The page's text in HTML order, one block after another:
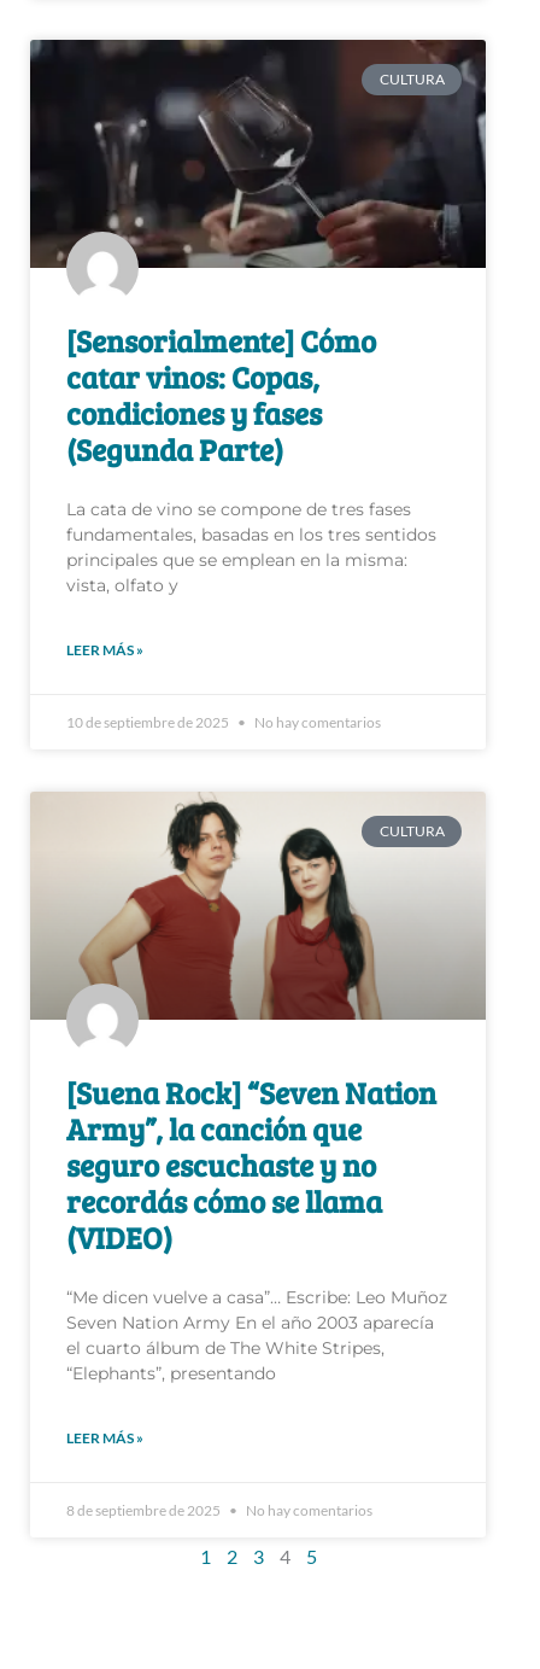
CULTURA
[Sensorialmente] Cómo
catar vinos: Copas,
condiciones y fases
(Segunda Parte)
La cata de vino se compone de tres fases
fundamentales, basadas en los tres sentidos
principales que se emplean en la misma:
vista, olfato y
LEER MÁS »
10 de septiembre de 2025 No hay comentarios
CULTURA
[Suena Rock] “Seven Nation
Army”, la canción que
seguro escuchaste y no
recordás cómo se llama
(VIDEO)
“Me dicen vuelve a casa”… Escribe: Leo Muñoz
Seven Nation Army En el año 2003 aparecía
el cuarto álbum de The White Stripes,
“Elephants”, presentando
LEER MÁS »
8 de septiembre de 2025 No hay comentarios
1 2 3 4 5